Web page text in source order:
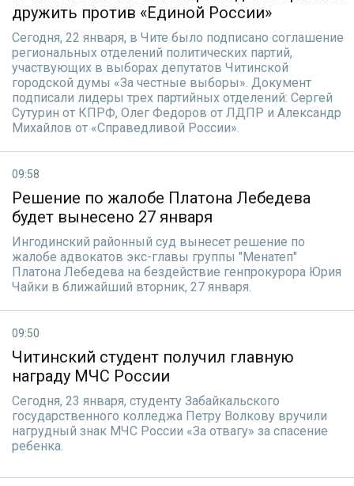
дружить против «Единой России»
Сегодня, 22 января, в Чите было подписано соглашение
региональных отделений политических партий,
участвующих в выборах депутатов Читинской
городской думы «За честные выборы». Документ
подписали лидеры трех партийных отделений: Сергей
Сутурин от КПРФ, Олег Федоров от ЛДПР и Александр
Михайлов от «Справедливой России».
09:58
Решение по жалобе Платона Лебедева
будет вынесено 27 января
Ингодинский районный суд вынесет решение по
жалобе адвокатов экс-главы группы "Менатеп"
Платона Лебедева на бездействие генпрокурора Юрия
Чайки в ближайший вторник, 27 января.
09:50
Читинский студент получил главную
награду МЧС России
Сегодня, 23 января, студенту Забайкальского
государственного колледжа Петру Волкову вручили
нагрудный знак МЧС России «За отвагу» за спасение
ребенка.